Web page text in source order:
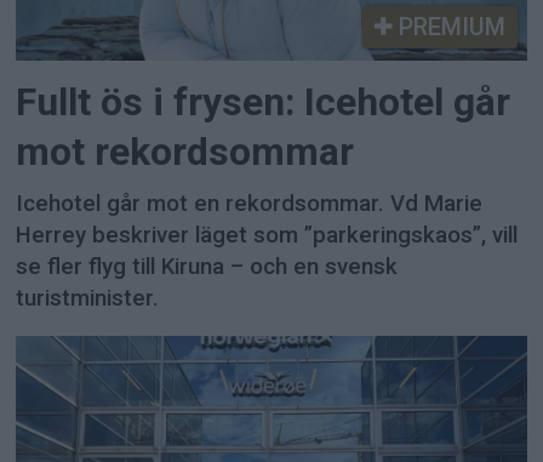
PREMIUM
Fullt ös i frysen: Icehotel går
mot rekordsommar
Icehotel går mot en rekordsommar. Vd Marie
Herrey beskriver läget som ”parkeringskaos”, vill
se fler flyg till Kiruna – och en svensk
turistminister.